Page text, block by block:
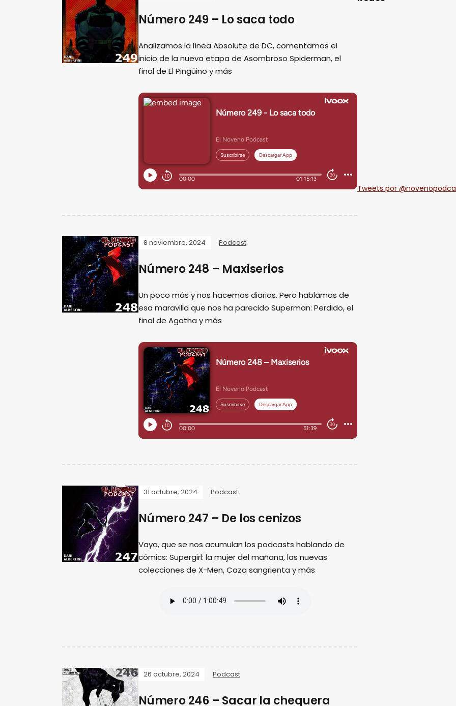
Número 249 – Lo saca todo
Analizamos la línea Absolute de DC, comentamos el
inicio de la nueva etapa de Asombroso Spiderman, el
final de El Pingüino y más
8 noviembre, 2024 Podcast
Número 248 – Maxiserios
Un poco más y nos hacemos diarios. Pero hablamos de
esa maravilla que nos ha parecido Superman: Perdido, el
final de Agatha y más
31 octubre, 2024 Podcast
Número 247 – De los cenizos
Vaya, que se nos acumulan los podcasts hablando de
cómics: Supergirl: la mujer del mañana, las nuevas
colecciones de X-Men, Caza sangrienta y más
26 octubre, 2024 Podcast
Número 246 – Sacar la chequera
Tweets por